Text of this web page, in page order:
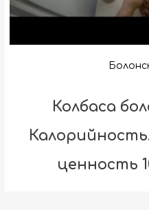
Колбаса
ценность